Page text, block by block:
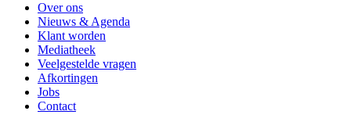
Over ons
Nieuws & Agenda
Klant worden
Mediatheek
Veelgestelde vragen
Afkortingen
Jobs
Contact